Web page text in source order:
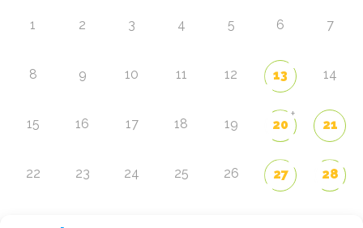
1 2 3 4 5 6 7
8 9 10 11 12 13 14
15 16 17 18 19 20
+
21
22 23 24 25 26 27 28